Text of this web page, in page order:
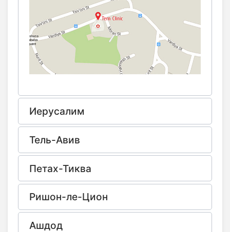
Иерусалим
Тель-Авив
Петах-Тиква
Ришон-ле-Цион
Ашдод